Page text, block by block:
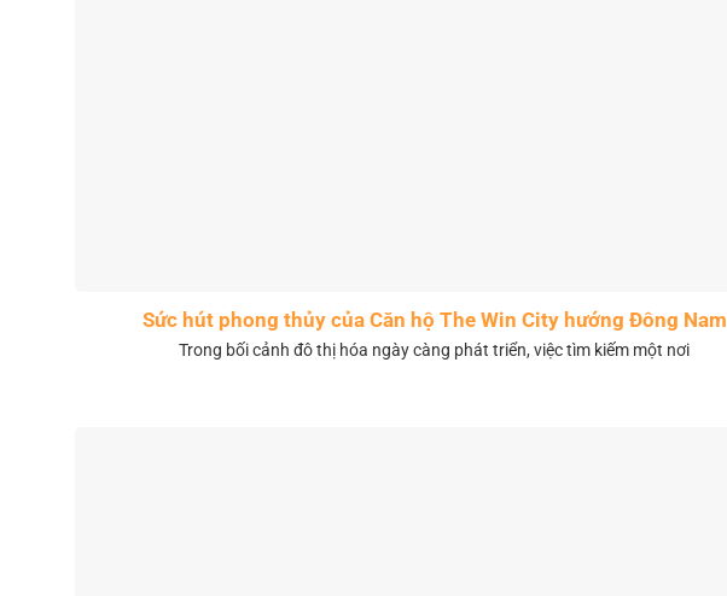
Sức hút phong thủy của Căn hộ The Win City hướng Đông Nam
Trong bối cảnh đô thị hóa ngày càng phát triển, việc tìm kiếm một nơi